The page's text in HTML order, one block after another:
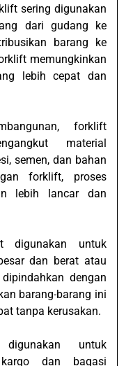
sering digunakan
dari gudang ke
barang ke
memungkinkan
lebih cepat dan
forklift
material
semen, dan bahan
forklift, proses
lebih lancar dan
digunakan untuk
dan berat atau
dengan
barang-barang ini
tanpa kerusakan.
untuk
dan bagasi